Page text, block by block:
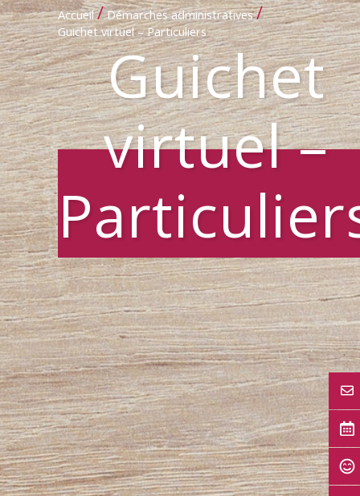
Accueil / Démarches administratives /
Guichet virtuel – Particuliers
Guichet
virtuel –